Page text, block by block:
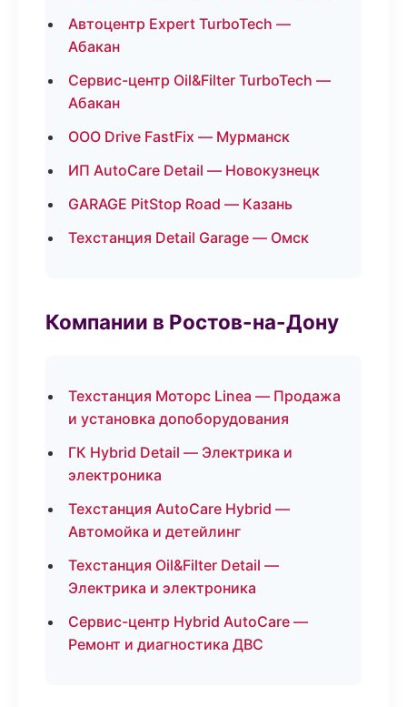
Автоцентр Expert TurboTech —
Абакан
Сервис-центр Oil&Filter TurboTech —
Абакан
ООО Drive FastFix — Мурманск
ИП AutoCare Detail — Новокузнецк
GARAGE PitStop Road — Казань
Техстанция Detail Garage — Омск
Компании в Ростов-на-Дону
Техстанция Моторс Linea — Продажа
и установка допоборудования
ГК Hybrid Detail — Электрика и
электроника
Техстанция AutoCare Hybrid —
Автомойка и детейлинг
Техстанция Oil&Filter Detail —
Электрика и электроника
Сервис-центр Hybrid AutoCare —
Ремонт и диагностика ДВС